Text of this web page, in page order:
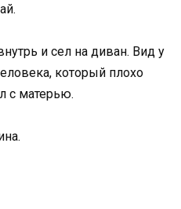
и сел на диван. Вид у
который плохо
с матерью.